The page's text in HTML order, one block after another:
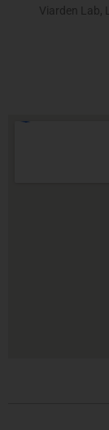
Viarden Lab,